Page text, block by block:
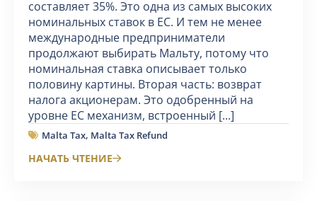
составляет 35%. Это одна из самых высоких
номинальных ставок в ЕС. И тем не менее
международные предприниматели
продолжают выбирать Мальту, потому что
номинальная ставка описывает только
половину картины. Вторая часть: возврат
налога акционерам. Это одобренный на
уровне ЕС механизм, встроенный [...]
Malta Tax, Malta Tax Refund
НАЧАТЬ ЧТЕНИЕ